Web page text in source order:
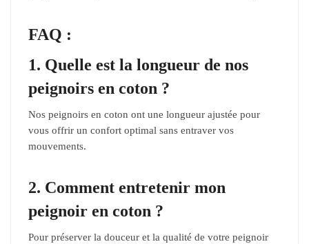
FAQ :
1. Quelle est la longueur de nos
peignoirs en coton ?
Nos peignoirs en coton ont une longueur ajustée pour
vous offrir un confort optimal sans entraver vos
mouvements.
2. Comment entretenir mon
peignoir en coton ?
Pour préserver la douceur et la qualité de votre peignoir